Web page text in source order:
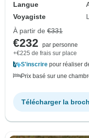
Langue
Voyagiste
À partir de €331
€232
par personne
+€225 de frais sur place
S'inscrire pour réaliser
Prix basé sur une
Télécharger la